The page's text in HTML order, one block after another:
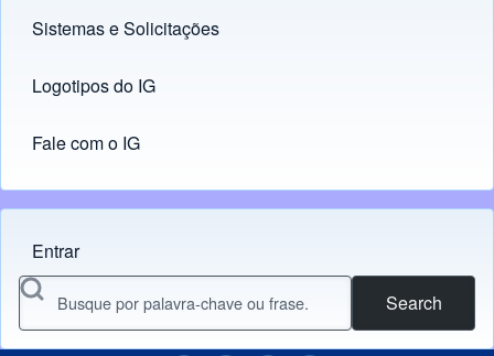
Sistemas e Solicitações
(opens in new tab)
Logotipos do IG
(opens in new tab)
Fale com o IG
Menu do usuário
Entrar
Search